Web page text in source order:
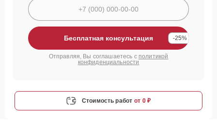
Бесплатная консультация -25%
Отправляя, Вы соглашаетесь с политикой
конфиденциальности
Стоимость работ от 0 ₽